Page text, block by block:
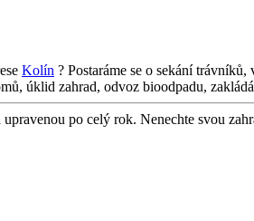
Kolín ? Postaráme se o sekání
úklid zahrad, odvoz bioodpadu,
po celý rok. Nenechte svou